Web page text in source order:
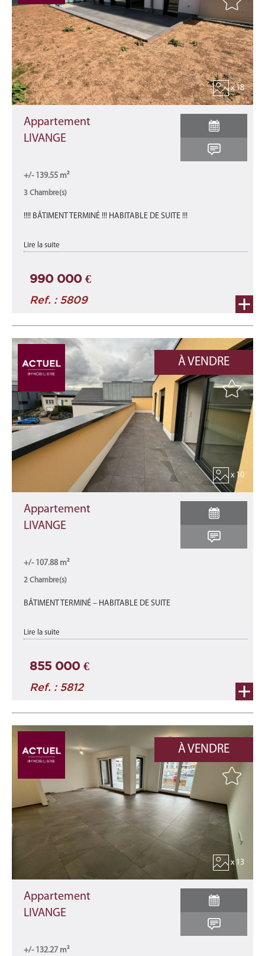
x 18
Appartement
LIVANGE
+/- 139.55 m²
3 Chambre(s)
!!!! BÂTIMENT TERMINÉ !!! HABITABLE DE SUITE !!!
appartement A1-C neuf d'une surface totale de 139,55 m²
comprenant une surface habitable d'environ 113,05 m² et une
Lire la suite
990 000 €
Ref. : 5809
À VENDRE
x 10
Appartement
LIVANGE
+/- 107.88 m²
2 Chambre(s)
BÂTIMENT TERMINÉ – HABITABLE DE SUITE
Appartement A4-A neuf d'une surface total de 107,88 m2 se
décomposant comme suit : une surface habitable de +/- 81,32
Lire la suite
855 000 €
Ref. : 5812
À VENDRE
x 13
Appartement
LIVANGE
+/- 132.27 m²